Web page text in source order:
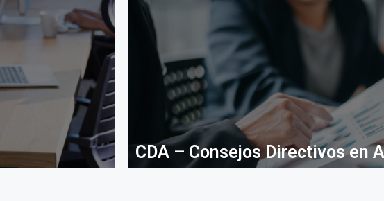
CDA – Consejos Directivos en